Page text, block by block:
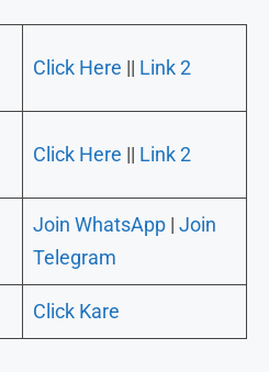
Click Here || Link 2
Click Here || Link 2
Join WhatsApp | Join
Telegram
Click Kare